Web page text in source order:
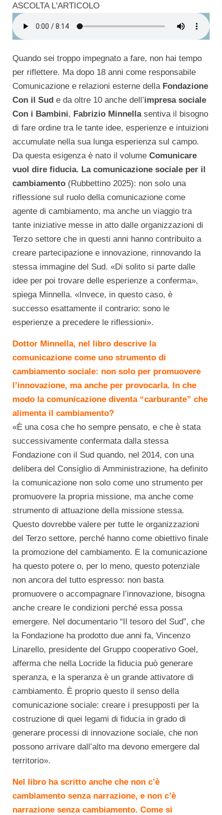
ASCOLTA L'ARTICOLO
Quando sei troppo impegnato a fare, non hai tempo
per riflettere. Ma dopo 18 anni come responsabile
Comunicazione e relazioni esterne della Fondazione
Con il Sud e da oltre 10 anche dell’impresa sociale
Con i Bambini, Fabrizio Minnellasentiva il bisogno
di fare ordine tra le tante idee, esperienze e intuizioni
accumulate nella sua lunga esperienza sul campo.
Da questa esigenza è nato il volume Comunicare
vuol dire fiducia. La comunicazione sociale per il
cambiamento (Rubbettino 2025): non solo una
riflessione sul ruolo della comunicazione come
agente di cambiamento, ma anche un viaggio tra
tante iniziative messe in atto dalle organizzazioni di
Terzo settore che in questi anni hanno contribuito a
creare partecipazione e innovazione, rinnovando la
stessa immagine del Sud. «Di solito si parte dalle
idee per poi trovare delle esperienze a conferma»,
spiega Minnella. «Invece, in questo caso, è
successo esattamente il contrario: sono le
esperienze a precedere le riflessioni».
Dottor Minnella, nel libro descrive la
comunicazione come uno strumento di
cambiamento sociale: non solo per promuovere
l’innovazione, ma anche per provocarla. In che
modo la comunicazione diventa “carburante” che
alimenta il cambiamento?
«È una cosa che ho sempre pensato, e che è stata
successivamente confermata dalla stessa
Fondazione con il Sud quando, nel 2014, con una
delibera del Consiglio di Amministrazione, ha definito
la comunicazione non solo come uno strumento per
promuovere la propria missione, ma anche come
strumento di attuazione della missione stessa.
Questo dovrebbe valere per tutte le organizzazioni
del Terzo settore, perché hanno come obiettivo finale
la promozione del cambiamento. E la comunicazione
ha questo potere o, per lo meno, questo potenziale
non ancora del tutto espresso: non basta
promuovere o accompagnare l’innovazione, bisogna
anche creare le condizioni perché essa possa
emergere. Nel documentario “Il tesoro del Sud”, che
la Fondazione ha prodotto due anni fa, Vincenzo
Linarello, presidente del Gruppo cooperativo Goel,
afferma che nella Locride la fiducia può generare
speranza, e la speranza è un grande attivatore di
cambiamento. È proprio questo il senso della
comunicazione sociale: creare i presupposti per la
costruzione di quei legami di fiducia in grado di
generare processi di innovazione sociale, che non
possono arrivare dall’alto ma devono emergere dal
territorio».
Nel libro ha scritto anche che non c’è
cambiamento senza narrazione, e non c’è
narrazione senza cambiamento. Come si